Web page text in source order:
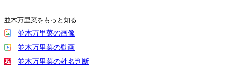
並木万里菜をもっと知る
並木万里菜の画像
並木万里菜の動画
並木万里菜の姓名判断